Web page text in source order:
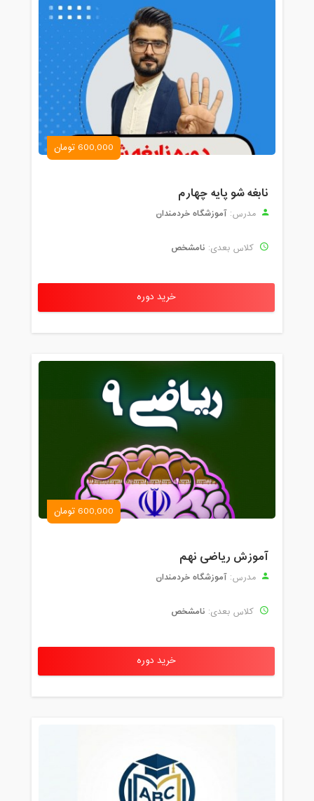
600,000 تومان
نابغه شو پایه چهارم
مدرس: آموزشگاه خردمندان
کلاس بعدی: نامشخص
خرید دوره
600,000 تومان
آموزش ریاضی نهم
مدرس: آموزشگاه خردمندان
کلاس بعدی: نامشخص
خرید دوره